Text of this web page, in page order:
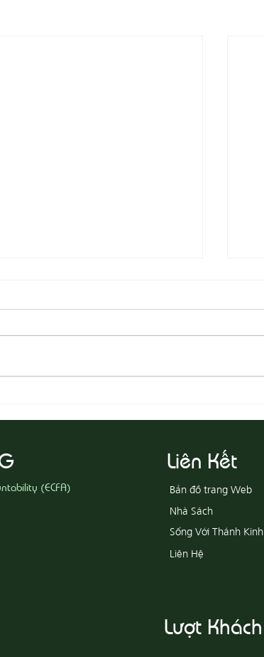
Khổ
(ECFA)
Liên Kết
Bản đồ trang Web
Nhà Sách
Sống Với Thánh Kinh
Liên Hệ
Lượt Khách